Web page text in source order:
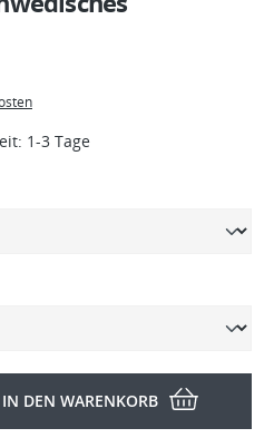
1-3 Tage
IN DEN WARENKORB